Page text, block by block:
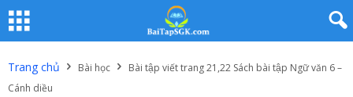
Trang chủ Bài học
Bài tập viết trang 21,22 Sách bài tập Ngữ văn 6 –
Cánh diều